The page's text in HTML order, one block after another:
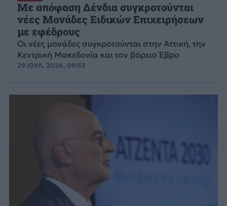
Με απόφαση Δένδια συγκροτούνται
νέες Μονάδες Ειδικών Επιχειρήσεων
με εφέδρους
Οι νέες μονάδες συγκροτούνται στην Αττική, την
Κεντρική Μακεδονία και τον βόρειο Έβρο
29 ΙΟΥΛ. 2026, 09:53